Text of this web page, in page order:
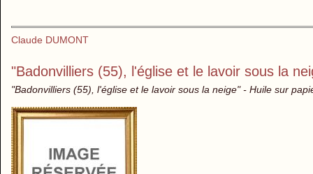
Claude DUMONT
"Badonvilliers (55), l'église et le lavoir sous la
"Badonvilliers (55), l'église et le lavoir sous la neige" - Huile sur